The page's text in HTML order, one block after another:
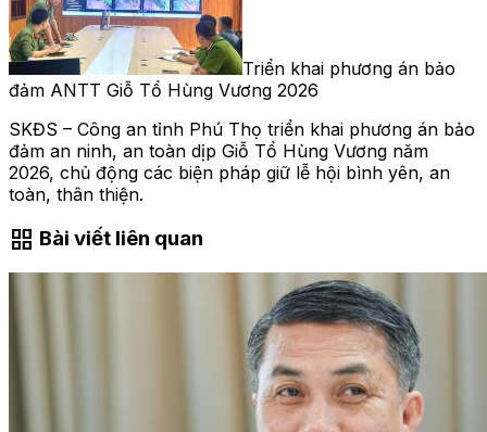
Triển khai phương án bảo
đảm ANTT Giỗ Tổ Hùng Vương 2026
SKĐS – Công an tỉnh Phú Thọ triển khai phương án bảo
đảm an ninh, an toàn dịp Giỗ Tổ Hùng Vương năm
2026, chủ động các biện pháp giữ lễ hội bình yên, an
toàn, thân thiện.
grid_view Bài viết liên quan